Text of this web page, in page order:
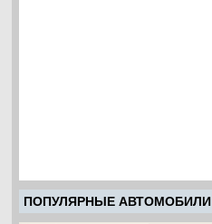
ПОПУЛЯРНЫЕ АВТОМОБИЛИ